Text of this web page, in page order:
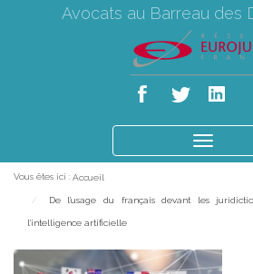
Avocats au Barreau des
le
Vous êtes ici : Accueil
De l'usage du français devant les
l'intelligence artificielle